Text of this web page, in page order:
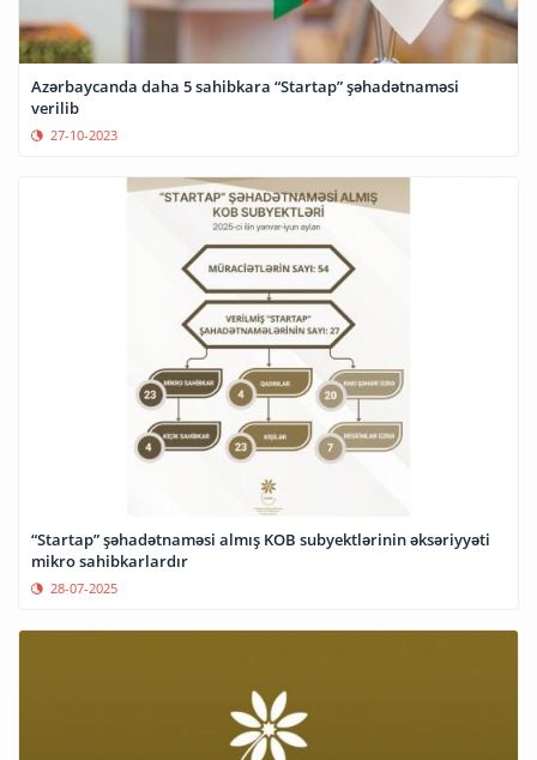
Azərbaycanda daha 5 sahibkara “Startap” şəhadətnaməsi
verilib
27-10-2023
“Startap” şəhadətnaməsi almış KOB subyektlərinin əksəriyyəti
mikro sahibkarlardır
28-07-2025